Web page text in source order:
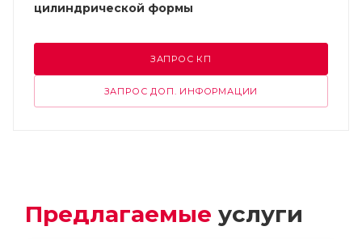
цилиндрической формы
ЗАПРОС КП
ЗАПРОС ДОП. ИНФОРМАЦИИ
Предлагаемые услуги